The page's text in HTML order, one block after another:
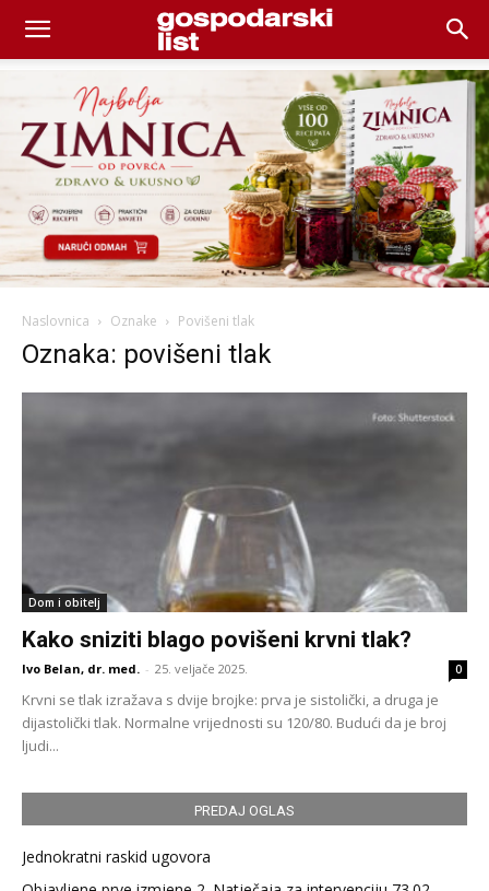
Naslovnica Oznake Povišeni tlak
Oznaka: povišeni tlak
Dom i obitelj
Kako sniziti blago povišeni krvni tlak?
Ivo Belan, dr. med. - 25. veljače 2025. 0
Krvni se tlak izražava s dvije brojke: prva je sistolički, a druga je
dijastolički tlak. Normalne vrijednosti su 120/80. Budući da je broj
ljudi...
PREDAJ OGLAS
Jednokratni raskid ugovora